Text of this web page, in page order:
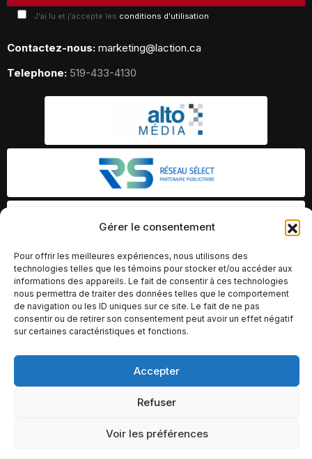
Gérer le consentement
Pour offrir les meilleures expériences, nous utilisons des
technologies telles que les témoins pour stocker et/ou accéder aux
informations des appareils. Le fait de consentir à ces technologies
nous permettra de traiter des données telles que le comportement
de navigation ou les ID uniques sur ce site. Le fait de ne pas
consentir ou de retirer son consentement peut avoir un effet négatif
sur certaines caractéristiques et fonctions.
Accepter
Refuser
Voir les préférences
J'ai lu et j'accepte les conditions d'utilisation
Contactez-nous: marketing@laction.ca
Telephone: 519-433-4130
© Copyright 2026 – Altomédia Inc |